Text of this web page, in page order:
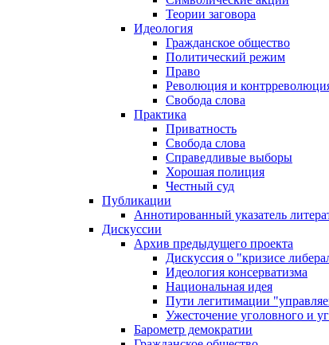
Теории заговора
Идеология
Гражданское общество
Политический режим
Право
Революция и
Свобода слова
Практика
Приватность
Свобода слова
Справедливые выборы
Хорошая полиция
Честный суд
Публикации
Аннотированный указатель
Дискуссии
Архив предыдущего проекта
Дискуссия о "кризисе
Идеология консерватизма
Национальная идея
Пути легитимации
Ужесточение уголовного и
Барометр демократии